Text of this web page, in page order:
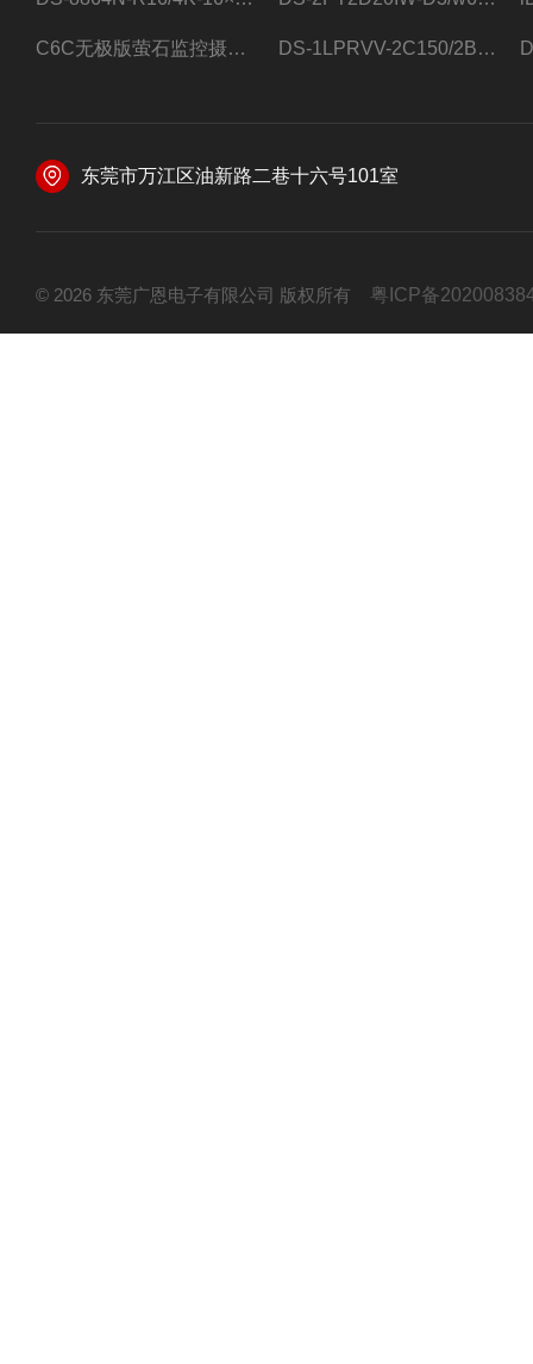
C6C无极版萤石监控摄像头 DS-1LPRVV-2C150/2B监控室外夜视高清电源线护套线200米/卷
东莞市万江区油新路二巷十六号101室
© 2026 东莞广恩电子有限公司 版权所有 粤ICP备